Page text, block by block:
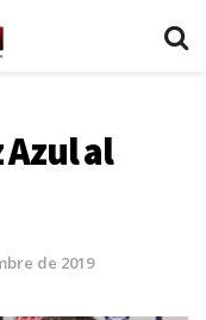
Azul al
de 2019